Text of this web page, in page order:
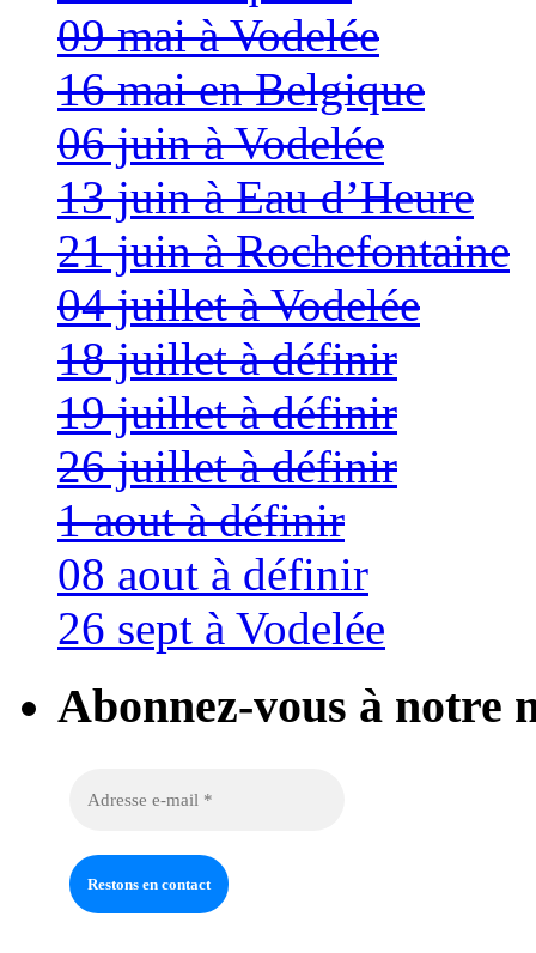
09 mai à Vodelée
16 mai en Belgique
06 juin à Vodelée
13 juin à Eau d’Heure
21 juin à Rochefontaine
04 juillet à Vodelée
18 juillet à définir
19 juillet à définir
26 juillet à définir
1 aout à définir
08 aout à définir
26 sept à Vodelée
Abonnez-vous à notre